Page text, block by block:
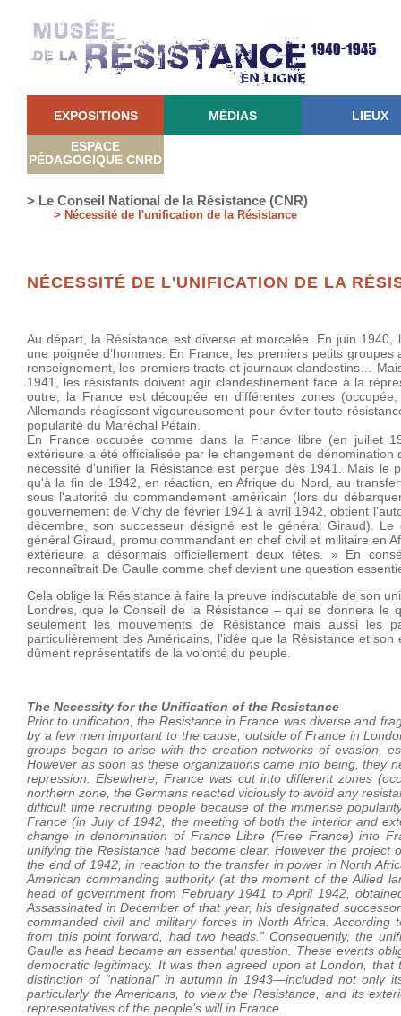
EXPOSITIONS MÉDIAS LIEUX
ESPACE
PÉDAGOGIQUE CNRD
> Le Conseil National de la Résistance (CNR)
> Nécessité de l'unification de la Résistance
NÉCESSITÉ DE L'UNIFICATION DE LA
Au départ, la Résistance est diverse et morcelée. En juin
une poignée d’hommes. En France, les premiers petits
renseignement, les premiers tracts et journaux clandestins…
1941, les résistants doivent agir clandestinement face à la
outre, la France est découpée en différentes zones
Allemands réagissent vigoureusement pour éviter toute
popularité du Maréchal Pétain.
En France occupée comme dans la France libre (en juillet
extérieure a été officialisée par le changement de
nécessité d'unifier la Résistance est perçue dès 1941. Mais le
qu'à la fin de 1942, en réaction, en Afrique du Nord, au
sous l'autorité du commandement américain (lors du
gouvernement de Vichy de février 1941 à avril 1942, obtient
décembre, son successeur désigné est le général Giraud).
général Giraud, promu commandant en chef civil et militaire en
extérieure a désormais officiellement deux têtes. » En
reconnaîtrait De Gaulle comme chef devient une question
Cela oblige la Résistance à faire la preuve indiscutable de son
Londres, que le Conseil de la Résistance – qui se donnera le
seulement les mouvements de Résistance mais aussi les
particulièrement des Américains, l'idée que la Résistance et
dûment représentatifs de la volonté du peuple.
The Necessity for the Unification of the Resistance
Prior to unification, the Resistance in France was diverse and
by a few men important to the cause, outside of France in
groups began to arise with the creation networks of evasion,
However as soon as these organizations came into being, they
repression. Elsewhere, France was cut into different zones
northern zone, the Germans reacted viciously to avoid any
difficult time recruiting people because of the immense
France (in July of 1942, the meeting of both the interior and
change in denomination of France Libre (Free France) into
unifying the Resistance had become clear. However the project
the end of 1942, in reaction to the transfer in power in North
American commanding authority (at the moment of the Allied
head of government from February 1941 to April 1942,
Assassinated in December of that year, his designated
commanded civil and military forces in North Africa. According
from this point forward, had two heads.” Consequently, the
Gaulle as head became an essential question. These events
democratic legitimacy. It was then agreed upon at London,
distinction of “national” in autumn in 1943—included not only
particularly the Americans, to view the Resistance, and its
representatives of the people’s will in France.